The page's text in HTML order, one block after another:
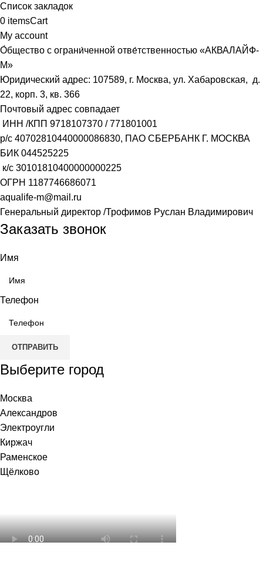
Список закладок
0 itemsCart
My account
О́бщество с ограни́ченной отве́тственностью «АКВАЛАЙФ-
М»
Юридический адрес: 107589, г. Москва, ул. Хабаровская, д.
22, корп. 3, кв. 366
Почтовый адрес совпадает
ИНН /КПП 9718107370 /771801001
р/с 40702810440000086830, ПАО СБЕРБАНК Г. МОСКВА
БИК 044525225
к/с 30101810400000000225
ОГРН 1187746686071
aqualife-m@mail.ru
Генеральный директор /Трофимов Руслан Владимирович
Заказать звонок
Имя
Телефон
ОТПРАВИТЬ
Выберите город
Москва
Александров
Электроугли
Киржач
Раменское
Щёлково